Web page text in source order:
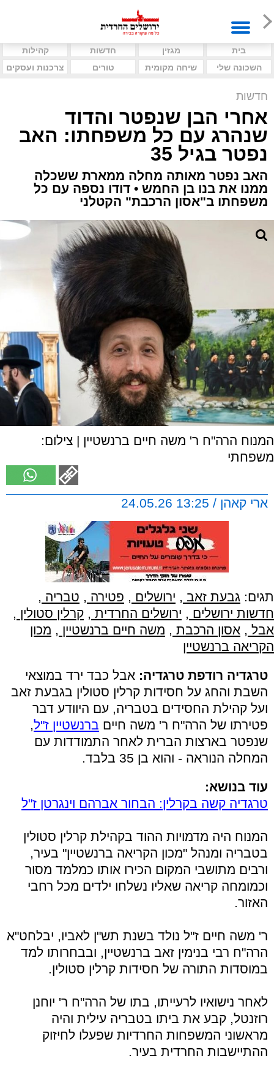
בית מגזין חדשות
קהילות
השכונה שלי
שיחה מקומית טורים צרכנות ועסקים
חדשות
אחרי הבן שנפטר והדוד
שנהרג עם כל משפחתו: האב
נפטר בגיל 35
האב נפטר מאותה מחלה ממארת ששכלה
ממנו את בנו בן החמש • דודו נספה עם כל
משפחתו ב"אסון הרכבת" הקטלני
המנוח הרה"ח ר' משה חיים ברנשטיין | צילום:
משפחתי
ארי קאהן / 13:25 24.05.26
תגים: גבעת זאב , ירושלים , פטירה , טבריה ,
חדשות ירושלים , ירושלים החרדית , קרלין סטולין ,
אבל , אסון הרכבת , משה חיים ברנשטיין , מכון
הקריאה ברנשטיין
טרגדיה רודפת טרגדיה: אבל כבד ירד במוצאי
השבת והחג על חסידות קרלין סטולין בגבעת זאב
ועל קהילת החסידים בטבריה, עם היוודע דבר
פטירתו של הרה"ח ר' משה חיים ברנשטיין ז"ל,
שנפטר בארצות הברית לאחר התמודדות עם
המחלה הנוראה - והוא בן 35 בלבד.
עוד בנושא:
טרגדיה קשה בקרלין: הבחור אברהם וינגרטן ז"ל
המנוח היה מדמויות ההוד בקהילת קרלין סטולין
בטבריה ומנהל "מכון הקריאה ברנשטיין" בעיר,
ורבים מתושבי המקום הכירו אותו כמלמד מסור
וכמומחה קריאה שאליו נשלחו ילדים מכל רחבי
האזור.
ר' משה חיים ז"ל נולד בשנת תש"ן לאביו, יבלחט"א
הרה"ח רבי בנימין זאב ברנשטיין, ובבחרותו למד
במוסדות התורה של חסידות קרלין סטולין.
לאחר נישואיו לרעייתו, בתו של הרה"ח ר' יוחנן
רוזנטל, קבע את ביתו בטבריה עילית והיה
מראשוני המשפחות החרדיות שפעלו לחיזוק
ההתיישבות החרדית בעיר.